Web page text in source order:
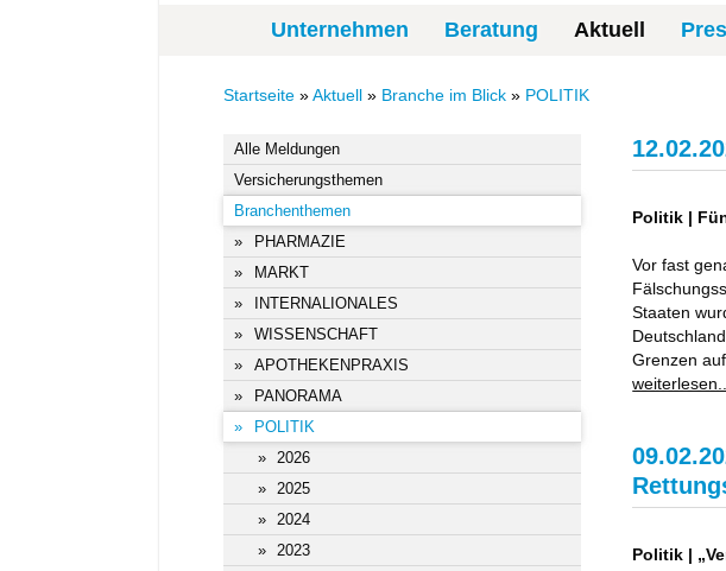
Unternehmen Beratung Aktuell
Startseite »Aktuell » Branche im Blick » POLITIK
Politik |
Vor fast
Staaten
Grenzen
weiterlesen...
Politik |
Alle Meldungen
Versicherungsthemen
Branchenthemen
PHARMAZIE
MARKT
INTERNALIONALES
WISSENSCHAFT
APOTHEKENPRAXIS
PANORAMA
POLITIK
2026
2025
2024
2023